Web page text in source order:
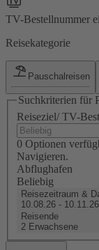
TV-Bestellnummer
Reisekategorie
Pauschalreisen
Suchkriterien für
Reiseziel/ TV-
0 Optionen
Navigieren.
Abflughafen
Beliebig
Reisezeitraum &
10.08.26 -
Reisende
2 Erwachsene